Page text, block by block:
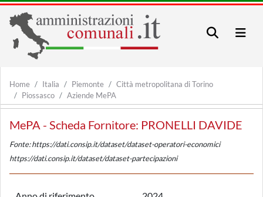
Home Italia Piemonte
Città metropolitana di Torino
Piossasco
Aziende MePA
MePA - Scheda Fornitore: PRONELLI DAVIDE
Fonte: https://dati.consip.it/dataset/dataset-operatori-economici
https://dati.consip.it/dataset/dataset-partecipazioni